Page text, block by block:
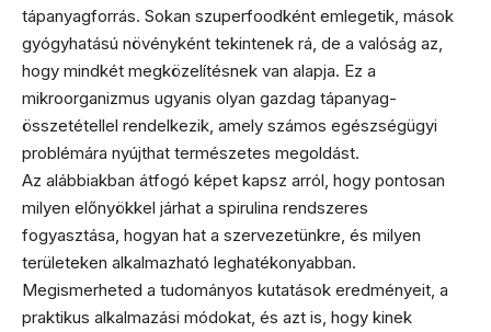
tápanyagforrás. Sokan szuperfoodként emlegetik, mások
gyógyhatású növényként tekintenek rá, de a valóság az,
hogy mindkét megközelítésnek van alapja. Ez a
mikroorganizmus ugyanis olyan gazdag tápanyag-
összetétellel rendelkezik, amely számos egészségügyi
problémára nyújthat természetes megoldást.
Az alábbiakban átfogó képet kapsz arról, hogy pontosan
milyen előnyökkel járhat a spirulina rendszeres
fogyasztása, hogyan hat a szervezetünkre, és milyen
területeken alkalmazható leghatékonyabban.
Megismerheted a tudományos kutatások eredményeit, a
praktikus alkalmazási módokat, és azt is, hogy kinek